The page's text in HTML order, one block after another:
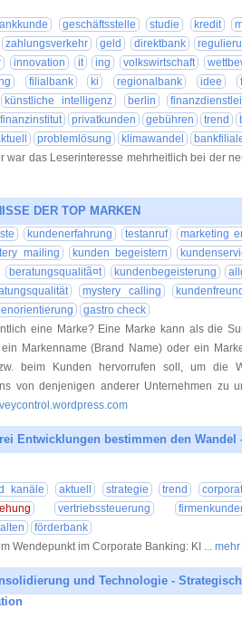
geschäftsstelle studie kredit
zahlungsverkehr geld direktbank
innovation it ing volkswirtschaft
filialbank ki regionalbank idee
künstliche intelligenz berlin
finanzinstitut privatkunden gebühren trend
problemlösung klimawandel
war das Leserinteresse mehrheitlich bei der
DER TOP MARKEN
kundenerfahrung testanruf
marketing
mailing kunden begeistern
beratungsqualitã¤t kundenbegeisterung
mystery calling
gastro check
eine Marke? Eine Marke kann als die
Markenname (Brand Name) oder ein
beim Kunden hervorrufen soll, um die
von denjenigen anderer Unternehmen zu
Entwicklungen bestimmen den
kanäle aktuell strategie trend
vertriebssteuerung
förderbank
Wendepunkt im Corporate Banking: KI ...
und Technologie -